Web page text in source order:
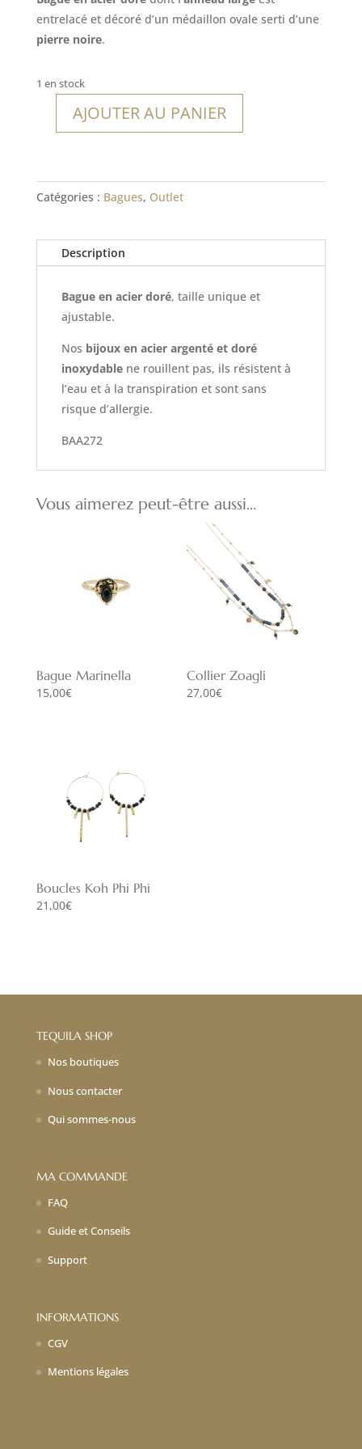
était : est :
entrelacé et décoré d’un médaillon ovale serti d’une
pierre noire.
1 en stock
quantité
Alajuela
AJOUTER AU PANIER
Catégories : Bagues, Outlet
Description
Bague en acier doré, taille unique et
ajustable.
Nos bijoux en acier argenté et doré
inoxydablene rouillent pas, ils résistent à
l’eau et à la transpiration et sont sans
risque d’allergie.
BAA272
Vous aimerez peut-être aussi…
Bague Marinella
15,00€
Collier Zoagli
27,00€
Boucles Koh Phi Phi
21,00€
TEQUILA SHOP
Nos boutiques
Nous contacter
Qui sommes-nous
MA COMMANDE
FAQ
Guide et Conseils
Support
INFORMATIONS
CGV
Mentions légales